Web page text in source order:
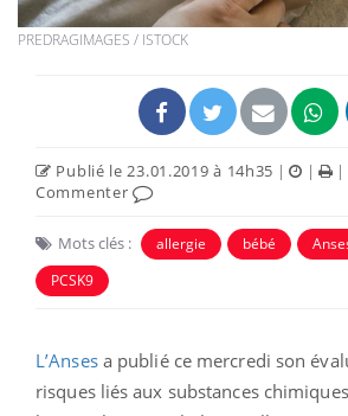
PREDRAGIMAGES / ISTOCK
Publié le 23.01.2019 à 14h35 | | |
Commenter
Mots clés : allergie bébé
PCSK9
L’Ansesa publié ce mercredi son
risques liés aux substances